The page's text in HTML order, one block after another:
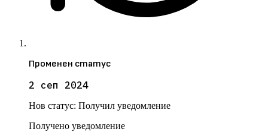
Променен статус
2 сеп 2024
Нов статус: Получил уведомление
Получено уведомление